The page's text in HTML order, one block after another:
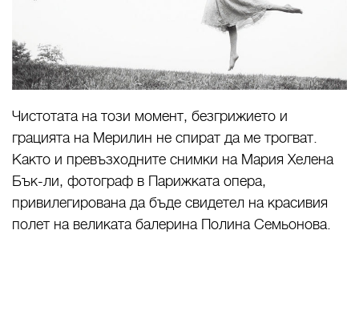
Чистотата на този момент, безгрижието и
грацията на Мерилин не спират да ме трогват.
Както и превъзходните снимки на Мария Хелена
Бък-ли, фотограф в Парижката опера,
привилегирована да бъде свидетел на красивия
полет на великата балерина Полина Семьонова.